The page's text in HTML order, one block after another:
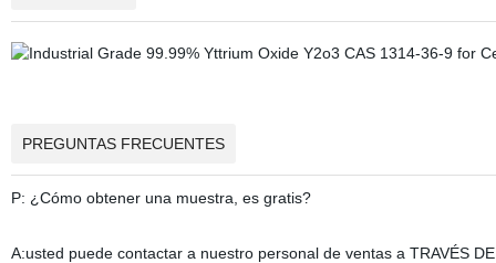
PREGUNTAS FRECUENTES
P: ¿Cómo obtener una muestra, es gratis?
A:usted puede contactar a nuestro personal de ventas a TRAVÉS